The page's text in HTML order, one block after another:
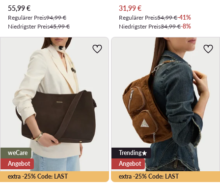
Aktueller Preis
55,99€
Regulärer Preis94,99 €
Niedrigster Preis45,99 €
Aktueller Preis
31,99€
Regulärer Preis54,99 €-41%
Niedrigster Preis34,99 €-8%
extra -25% Code: LAST
weCare
Angebot
extra -25% Code: LAST
Trending
Angebot